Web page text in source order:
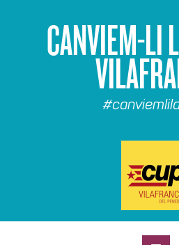
CANVIEM-LI